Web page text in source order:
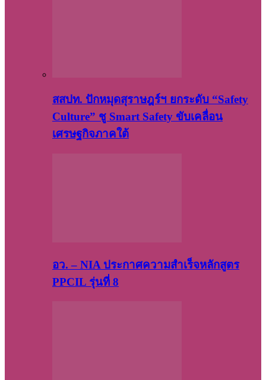
สสปท. ปักหมุดสุราษฎร์ฯ ยกระดับ “Safety
Culture” ชู Smart Safety ขับเคลื่อน
เศรษฐกิจภาคใต้
อว. – NIA ประกาศความสำเร็จหลักสูตร
PPCIL รุ่นที่ 8